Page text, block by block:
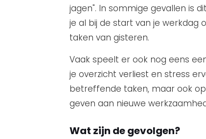
jagen". In sommige gevallen is
je al bij de start van je werkdag
taken van gisteren.
Vaak speelt er ook nog eens
je overzicht verliest en stress
betreffende taken, maar ook
geven aan nieuwe
Wat zijn de gevolgen?